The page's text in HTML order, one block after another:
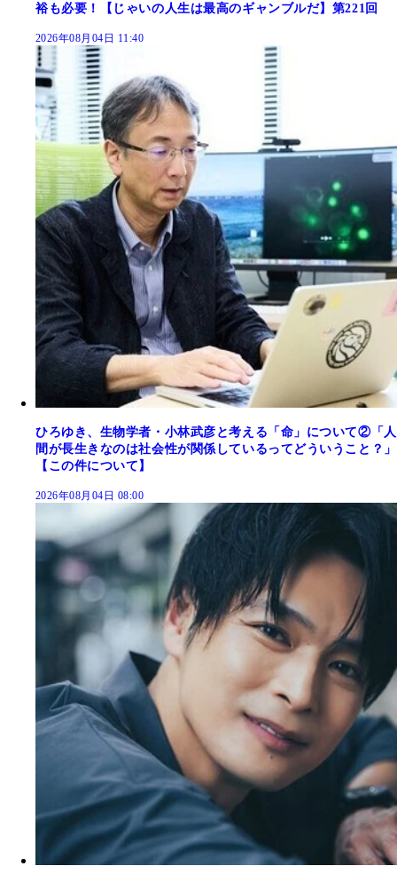
裕も必要！【じゃいの人生は最高のギャンブルだ】第221回
2026年08月04日 11:40
ひろゆき、生物学者・小林武彦と考える「命」について②「人
間が長生きなのは社会性が関係しているってどういうこと？」
【この件について】
2026年08月04日 08:00